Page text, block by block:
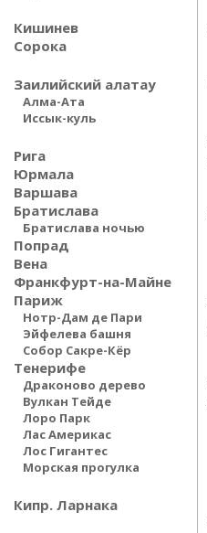
Кишинев
Сорока
Заилийский алатау
Алма-Ата
Иссык-куль
Рига
Юрмала
Варшава
Братислава
Братислава ночью
Попрад
Вена
Франкфурт-на-Майне
Париж
Нотр-Дам де Пари
Эйфелева башня
Собор Сакре-Кёр
Тенерифе
Драконово дерево
Вулкан Тейде
Лоро Парк
Лас Америкас
Лос Гигантес
Морская прогулка
Кипр. Ларнака